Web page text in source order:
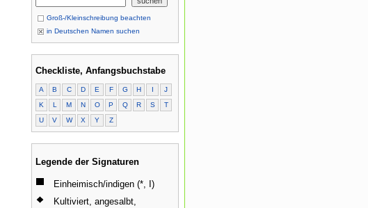
Groß-/Kleinschreibung beachten
in Deutschen Namen suchen
Checkliste, Anfangsbuchstabe
A B C D E F G H I
J
K
L M N O P Q R S
T
U
V W X Y Z
Legende der Signaturen
Einheimisch/indigen (*, I)
Kultiviert, angesalbt,